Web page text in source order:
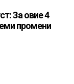
За овие 4
промени